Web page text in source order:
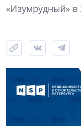
«Изумрудный» в